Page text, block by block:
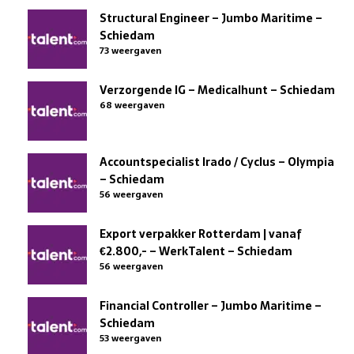
Structural Engineer – Jumbo Maritime –
Schiedam
73 weergaven
Verzorgende IG – Medicalhunt – Schiedam
68 weergaven
Accountspecialist Irado / Cyclus – Olympia
– Schiedam
56 weergaven
Export verpakker Rotterdam | vanaf
€2.800,- – WerkTalent – Schiedam
56 weergaven
Financial Controller – Jumbo Maritime –
Schiedam
53 weergaven